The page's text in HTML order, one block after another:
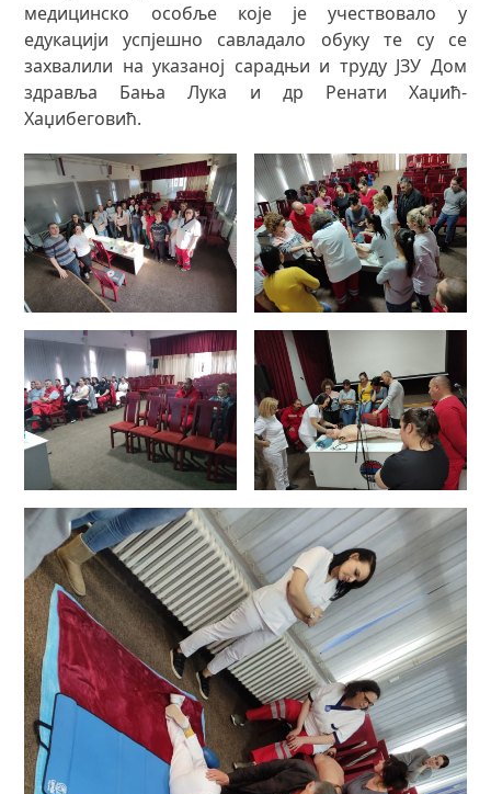
медицинско особље које је учествовало у
едукацији успјешно савладало обуку те су се
захвалили на указаној сарадњи и труду ЈЗУ Дом
здравља Бања Лука и др Ренати Хаџић-
Хаџибеговић.